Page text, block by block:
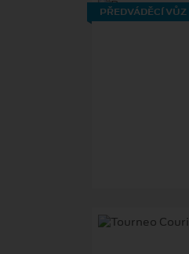
PŘEDVÁDĚCÍ VŮZ